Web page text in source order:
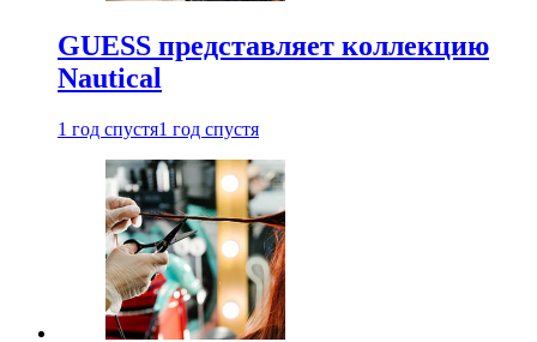
GUESS представляет коллекцию
Nautical
1 год спустя1 год спустя